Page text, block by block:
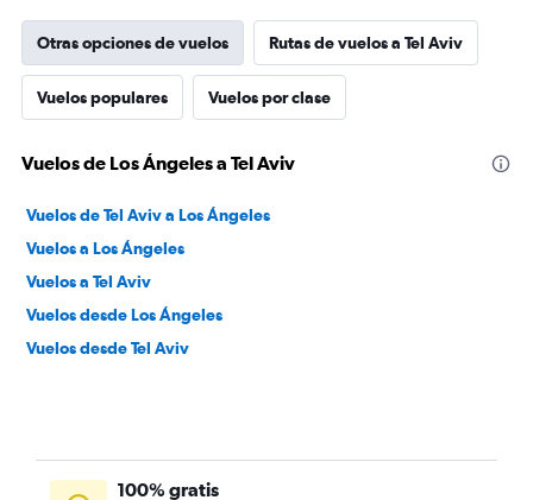
Otras opciones de vuelos Rutas de vuelos a Tel Aviv
Vuelos populares Vuelos por clase
Vuelos de Los Ángeles a Tel Aviv
Vuelos de Tel Aviv a Los Ángeles
Vuelos a Los Ángeles
Vuelos a Tel Aviv
Vuelos desde Los Ángeles
Vuelos desde Tel Aviv
100% gratis